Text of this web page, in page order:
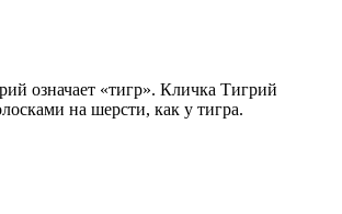
означает «тигр». Кличка Тигрий
на шерсти, как у тигра.